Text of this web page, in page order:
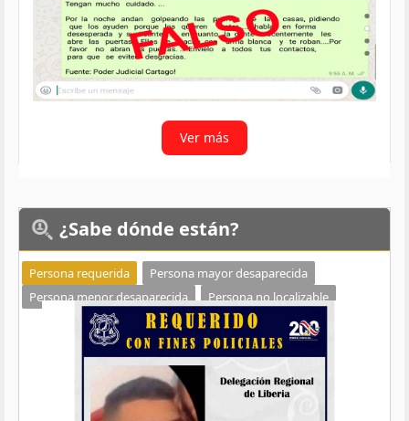
Ver más
¿Sabe dónde están?
Persona requerida
Persona mayor desaparecida
Persona menor desaparecida
Persona no localizable